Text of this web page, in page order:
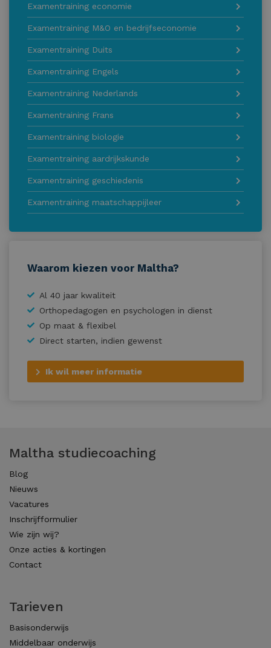
Examentraining economie
Examentraining M&O en bedrijfseconomie
Examentraining Duits
Examentraining Engels
Examentraining Nederlands
Examentraining Frans
Examentraining biologie
Examentraining aardrijkskunde
Examentraining geschiedenis
Examentraining maatschappijleer
Waarom kiezen voor Maltha?
Al 40 jaar kwaliteit
Orthopedagogen en psychologen in dienst
Op maat & flexibel
Direct starten, indien gewenst
Ik wil meer informatie
Maltha studiecoaching
Blog
Nieuws
Vacatures
Inschrijfformulier
Wie zijn wij?
Onze acties & kortingen
Contact
Tarieven
Basisonderwijs
Middelbaar onderwijs